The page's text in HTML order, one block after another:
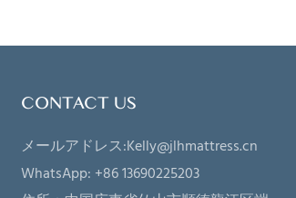
JLHホーム
CONTACT US
メールアドレス:Kelly@jlhmattress.cn
WhatsApp: +86 13690225203